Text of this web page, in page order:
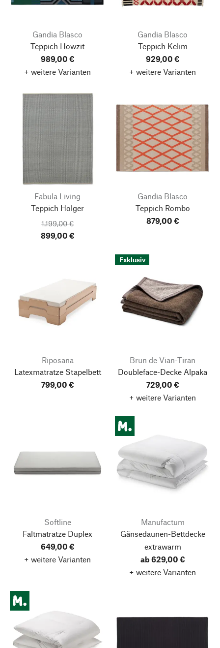
Gandia Blasco
Teppich Howzit
989,00 €
+ weitere Varianten
Gandia Blasco
Teppich Kelim
929,00 €
+ weitere Varianten
Fabula Living
Teppich Holger
1.199,00 €
899,00 €
Gandia Blasco
Teppich Rombo
879,00 €
Riposana
Latexmatratze Stapelbett
799,00 €
Exklusiv
Brun de Vian-Tiran
Doubleface-Decke Alpaka
729,00 €
+ weitere Varianten
Softline
Faltmatratze Duplex
649,00 €
+ weitere Varianten
Manufactum
Gänsedaunen-Bettdecke
extrawarm
ab 629,00 €
+ weitere Varianten